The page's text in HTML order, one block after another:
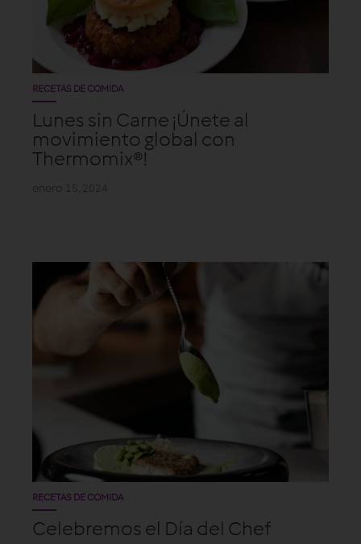
RECETAS DE COMIDA
Lunes sin Carne ¡Únete al
movimiento global con
Thermomix®!
enero 15, 2024
RECETAS DE COMIDA
Celebremos el Día del Chef